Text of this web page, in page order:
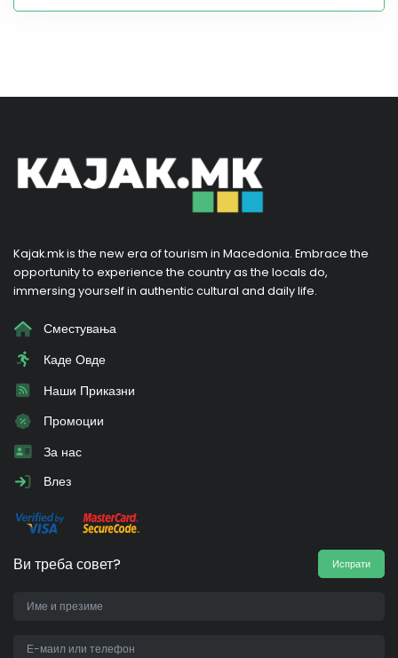
Kajak.mk is the new era of tourism in Macedonia. Embrace the
opportunity to experience the country as the locals do,
immersing yourself in authentic cultural and daily life.
Сместувања
Каде Овде
Наши Приказни
Промоции
За нас
Влез
Ви треба совет? Испрати